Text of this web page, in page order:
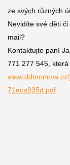
ze svých různých
Nevidíte své děti
mail?
Kontaktujte paní
771 277 545,
71eca935d.pdf